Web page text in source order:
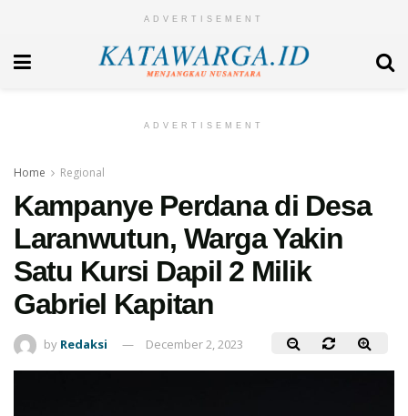
ADVERTISEMENT
ADVERTISEMENT
Home Regional
Kampanye Perdana di Desa
Laranwutun, Warga Yakin
Satu Kursi Dapil 2 Milik
Gabriel Kapitan
by Redaksi December 2, 2023